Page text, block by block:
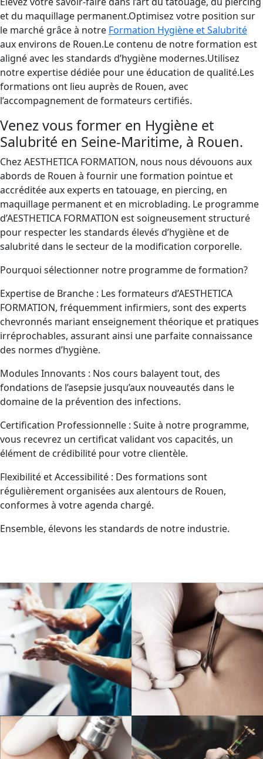
et du maquillage permanent.Optimisez votre position sur
le marché grâce à notre Formation Hygiène et Salubrité
aux environs de Rouen.Le contenu de notre formation est
aligné avec les standards d’hygiène modernes.Utilisez
notre expertise dédiée pour une éducation de qualité.Les
formations ont lieu auprès de Rouen, avec
l’accompagnement de formateurs certifiés.
Venez vous former en Hygiène et
Salubrité en Seine-Maritime, à Rouen.
Chez AESTHETICA FORMATION, nous nous dévouons aux
abords de Rouen à fournir une formation pointue et
accréditée aux experts en tatouage, en piercing, en
maquillage permanent et en microblading. Le programme
d’AESTHETICA FORMATION est soigneusement structuré
pour respecter les standards élevés d’hygiène et de
salubrité dans le secteur de la modification corporelle.
Pourquoi sélectionner notre programme de formation?
Expertise de Branche : Les formateurs d’AESTHETICA
FORMATION, fréquemment infirmiers, sont des experts
chevronnés mariant enseignement théorique et pratiques
irréprochables, assurant ainsi une parfaite connaissance
des normes d’hygiène.
Modules Innovants : Nos cours balayent tout, des
fondations de l’asepsie jusqu’aux nouveautés dans le
domaine de la prévention des infections.
Certification Professionnelle : Suite à notre programme,
vous recevrez un certificat validant vos capacités, un
élément de crédibilité pour votre clientèle.
Flexibilité et Accessibilité : Des formations sont
régulièrement organisées aux alentours de Rouen,
conformes à votre agenda chargé.
Ensemble, élevons les standards de notre industrie.